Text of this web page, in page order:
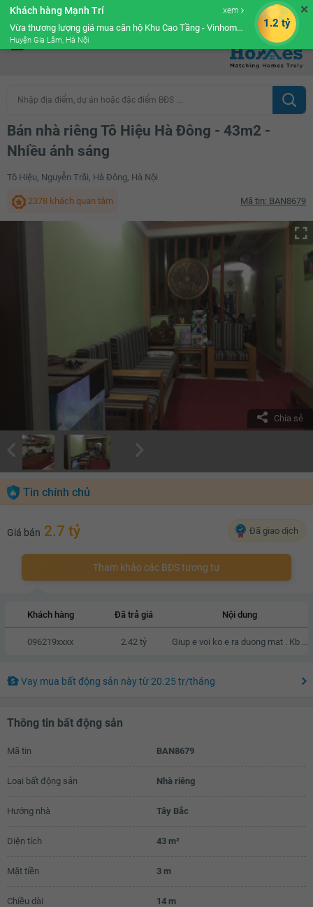
Cộng đồng Môi giới bPRO
Nhập địa điểm, dự án hoặc đặc điểm BĐS ...
Bán nhà riêng Tô Hiệu Hà Đông - 43m2 -
Nhiều ánh sáng
Tô Hiệu, Nguyễn Trãi, Hà Đông, Hà Nội
2378 khách quan tâm Mã tin: BAN8679
Chia sẻ
Tin chính chủ
Giá bán 2.7 tỷ Đã giao dịch
Tham khảo các BĐS tương tự
Khách hàng Đã trả giá Nội dung
096219xxxx 2.42 tỷ
Vay mua bất động sản nàytừ20.25 tr/tháng
Thông tin bất động sản
Mã tin BAN8679
Loại bất động sản Nhà riêng
Hướng nhà Tây Bắc
Diện tích 43 m²
Mặt tiền 3 m
Chiều dài 14 m
✕
Khách hàng Mạnh Trí xem
Vừa thương lượng giá mua căn hộ Khu Cao Tầng - Vinhomes Ocean Park
Huyện Gia Lâm, Hà Nội
1.2 tỷ